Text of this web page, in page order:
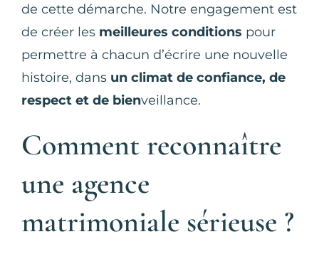
de cette démarche. Notre engagement est
de créer les meilleures conditions pour
permettre à chacun d’écrire une nouvelle
histoire, dans un climat de confiance, de
respect et de bienveillance.
Comment reconnaître
une agence
matrimoniale sérieuse ?